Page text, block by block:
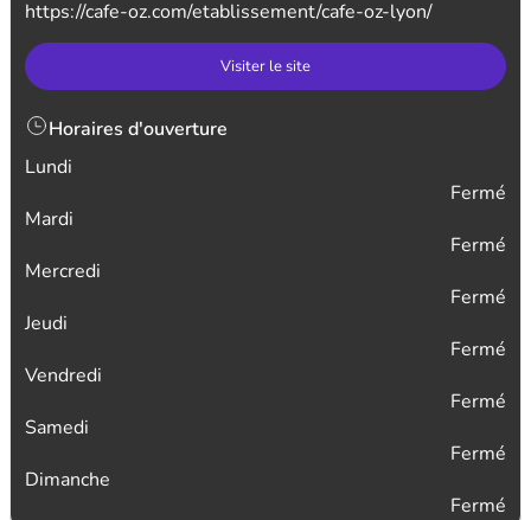
https://cafe-oz.com/etablissement/cafe-oz-lyon/
Visiter le site
Horaires d'ouverture
Lundi
Fermé
Mardi
Fermé
Mercredi
Fermé
Jeudi
Fermé
Vendredi
Fermé
Samedi
Fermé
Dimanche
Fermé